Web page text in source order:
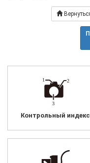
Контрольный индекс